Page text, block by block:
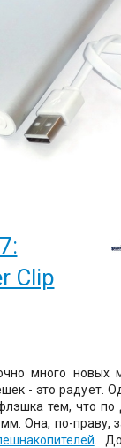
Clip
много новых
- это радует.
флэшка тем, что
Она, по-праву,
.